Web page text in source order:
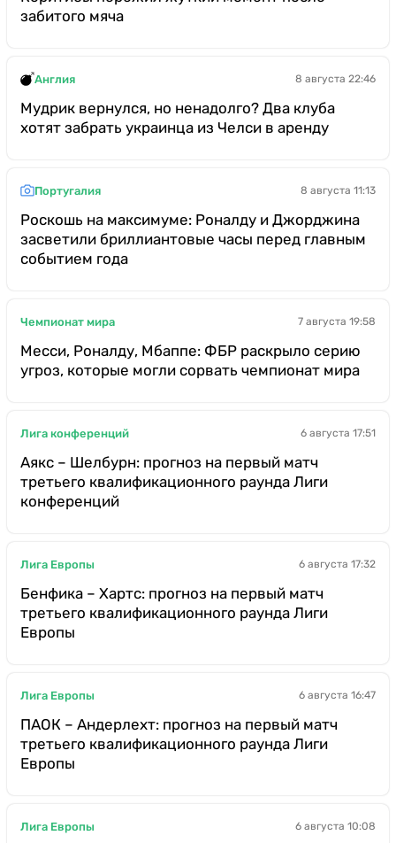
забитого мяча
Англия 8 августа 22:46
Мудрик вернулся, но ненадолго? Два клуба
хотят забрать украинца из Челси в аренду
Португалия 8 августа 11:13
Роскошь на максимуме: Роналду и Джорджина
засветили бриллиантовые часы перед главным
событием года
Чемпионат мира 7 августа 19:58
Месси, Роналду, Мбаппе: ФБР раскрыло серию
угроз, которые могли сорвать чемпионат мира
Лига конференций 6 августа 17:51
Аякс – Шелбурн: прогноз на первый матч
третьего квалификационного раунда Лиги
конференций
Лига Европы 6 августа 17:32
Бенфика – Хартс: прогноз на первый матч
третьего квалификационного раунда Лиги
Европы
Лига Европы 6 августа 16:47
ПАОК – Андерлехт: прогноз на первый матч
третьего квалификационного раунда Лиги
Европы
Лига Европы 6 августа 10:08